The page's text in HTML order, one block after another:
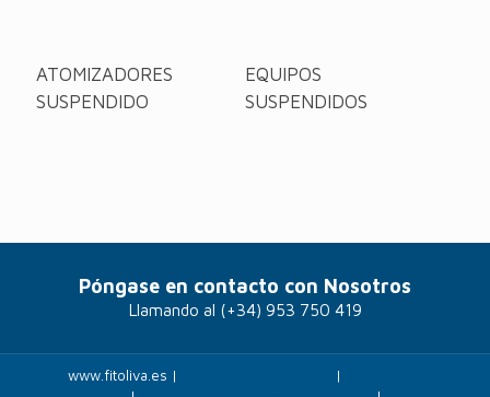
ATOMIZADORES
SUSPENDIDO
EQUIPOS
SUSPENDIDOS
Póngase en contacto con Nosotros
Llamando al (+34) 953 750 419
www.fitoliva.es | |